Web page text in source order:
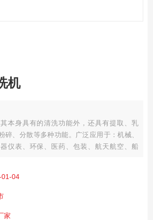
机
本身具有的清洗功能外，还具有提取、乳
碎、分散等多种功能。广泛应用于：机械、
仪表、环保、医药、包装、航天航空、船
、手表、贵重金属、宝石、硬币、眼镜等的
01-04
家